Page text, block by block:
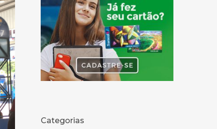
Categorias